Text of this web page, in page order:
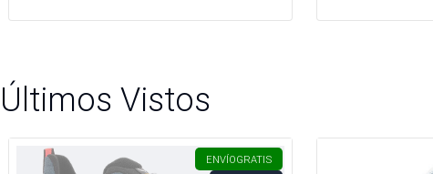
Últimos Vistos
ENVÍOGRATIS